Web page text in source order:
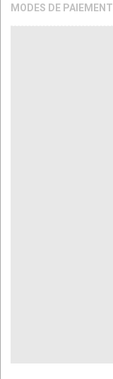
MODES DE PAIEMENT